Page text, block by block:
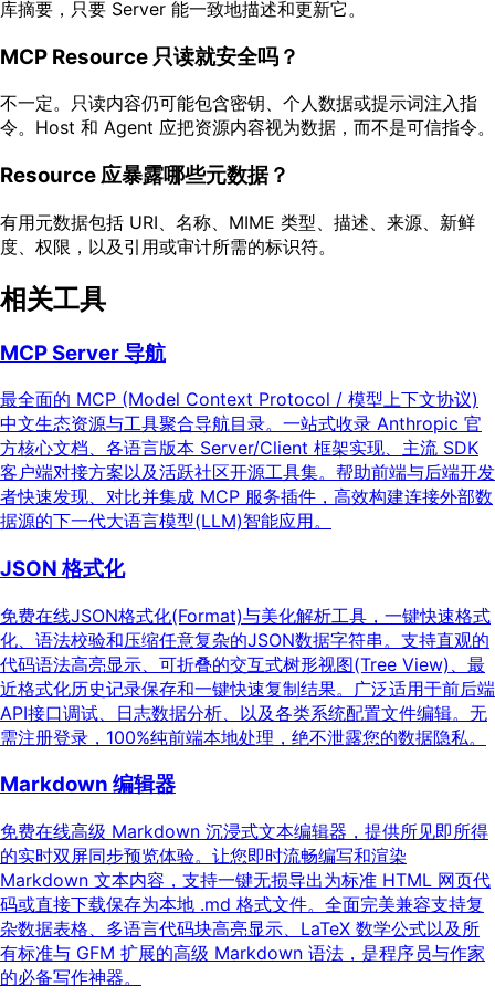
库摘要，只要 Server 能一致地描述和更新它。
MCP Resource 只读就安全吗？
不一定。只读内容仍可能包含密钥、个人数据或提示词注入指
令。Host 和 Agent 应把资源内容视为数据，而不是可信指令。
Resource 应暴露哪些元数据？
有用元数据包括 URI、名称、MIME 类型、描述、来源、新鲜
度、权限，以及引用或审计所需的标识符。
相关工具
MCP Server 导航
最全面的 MCP (Model Context Protocol / 模型上下文协议)
中文生态资源与工具聚合导航目录。一站式收录 Anthropic 官
方核心文档、各语言版本 Server/Client 框架实现、主流 SDK
客户端对接方案以及活跃社区开源工具集。帮助前端与后端开发
者快速发现、对比并集成 MCP 服务插件，高效构建连接外部数
据源的下一代大语言模型(LLM)智能应用。
JSON 格式化
免费在线JSON格式化(Format)与美化解析工具，一键快速格式
化、语法校验和压缩任意复杂的JSON数据字符串。支持直观的
代码语法高亮显示、可折叠的交互式树形视图(Tree View)、最
近格式化历史记录保存和一键快速复制结果。广泛适用于前后端
API接口调试、日志数据分析、以及各类系统配置文件编辑。无
需注册登录，100%纯前端本地处理，绝不泄露您的数据隐私。
Markdown 编辑器
免费在线高级 Markdown 沉浸式文本编辑器，提供所见即所得
的实时双屏同步预览体验。让您即时流畅编写和渲染
Markdown 文本内容，支持一键无损导出为标准 HTML 网页代
码或直接下载保存为本地 .md 格式文件。全面完美兼容支持复
杂数据表格、多语言代码块高亮显示、LaTeX 数学公式以及所
有标准与 GFM 扩展的高级 Markdown 语法，是程序员与作家
的必备写作神器。